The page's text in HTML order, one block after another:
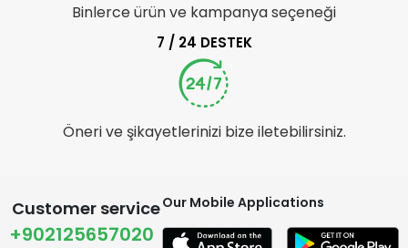
Binlerce ürün ve kampanya seçeneği
7 / 24 DESTEK
Öneri ve şikayetlerinizi bize iletebilirsiniz.
Customer service
+902125657020
Our Mobile Applications